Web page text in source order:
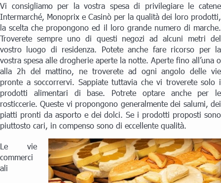
Vi consigliamo per la vostra spesa di privilegiare le catene
Intermarché, Monoprix e Casinò per la qualità dei loro prodotti,
la scelta che propongono ed il loro grande numero di marche.
Troverete sempre uno di questi negozi ad alcuni metri del
vostro luogo di residenza. Potete anche fare ricorso per la
vostra spesa alle drogherie aperte la notte. Aperte fino all’una o
alla 2h del mattino, ne troverete ad ogni angolo delle vie
pronte a soccorrervi. Sappiate tuttavia che vi troverete solo i
prodotti alimentari di base. Potrete optare anche per le
rosticcerie. Queste vi propongono generalmente dei salumi, dei
piatti pronti da asporto e dei dolci. Se i prodotti proposti sono
piuttosto cari, in compenso sono di eccellente qualità.
Le vie
commerci
ali